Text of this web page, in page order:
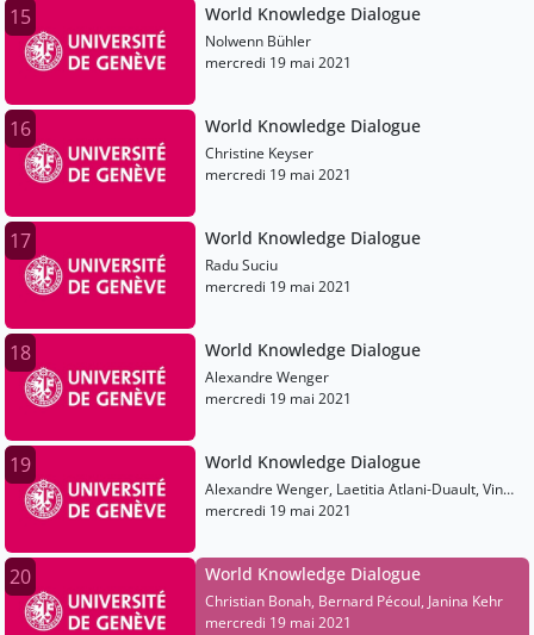
15 World Knowledge Dialogue
Nolwenn Bühler
mercredi 19 mai 2021
16 World Knowledge Dialogue
Christine Keyser
mercredi 19 mai 2021
17 World Knowledge Dialogue
Radu Suciu
mercredi 19 mai 2021
18 World Knowledge Dialogue
Alexandre Wenger
mercredi 19 mai 2021
19 World Knowledge Dialogue
Alexandre Wenger, Laetitia Atlani-Duault, Vinh-
Kin Nguyen, Patrick Francioli
mercredi 19 mai 2021
20 World Knowledge Dialogue
Christian Bonah, Bernard Pécoul, Janina Kehr
mercredi 19 mai 2021